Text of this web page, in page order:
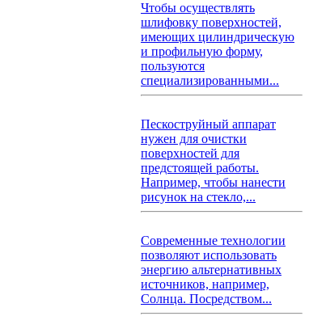
Чтобы осуществлять
шлифовку поверхностей,
имеющих цилиндрическую
и профильную форму,
пользуются
специализированными...
Пескоструйный аппарат
нужен для очистки
поверхностей для
предстоящей работы.
Например, чтобы нанести
рисунок на стекло,...
Современные технологии
позволяют использовать
энергию альтернативных
источников, например,
Солнца. Посредством...